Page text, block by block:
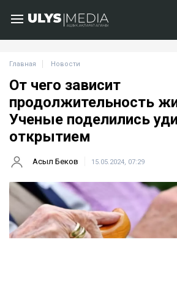
Главная Новости
От чего зависит
продолжительность
Ученые поделились
открытием
Асыл Беков 15.05.2024, 07:29